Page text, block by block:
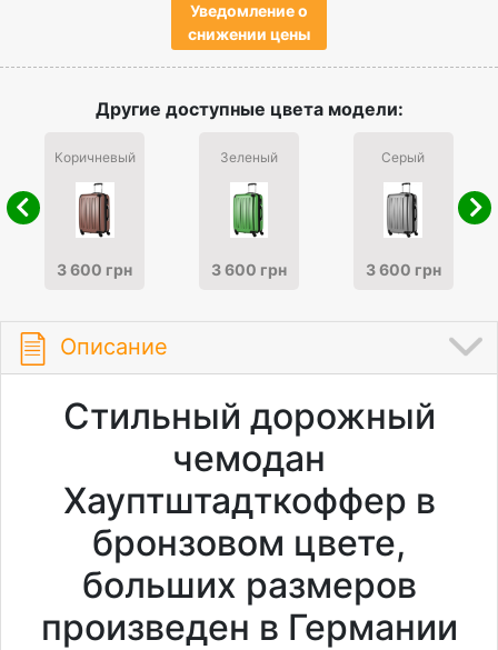
Уведомление о
снижении цены
Другие доступные цвета модели:
Коричневый
3 600 грн
Зеленый
3 600 грн
Серый
3 600 грн
Описание
Стильный дорожный
чемодан
Хауптштадткоффер в
бронзовом цвете,
больших размеров
произведен в Германии